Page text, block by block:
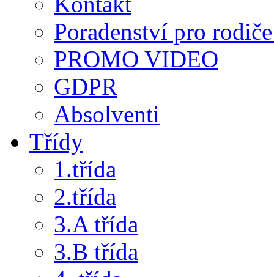
Poradenství pro
PROMO VIDEO
GDPR
Absolventi
Třídy
1.třída
2.třída
3.A třída
3.B třída